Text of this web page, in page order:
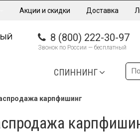
Акции и скидки Доставка
8 (800) 222-30-97
Звонок по России — бесплатный
СПИННИНГ
карпфишинг